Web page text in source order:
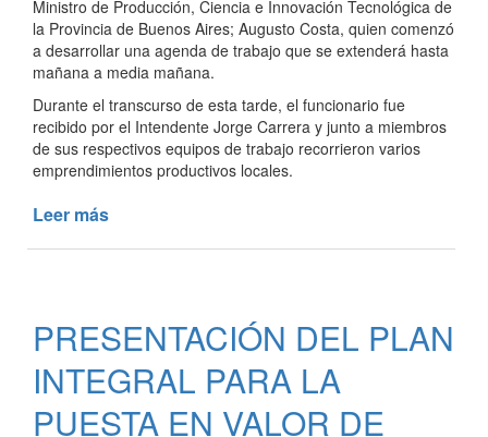
Ministro de Producción, Ciencia e Innovación Tecnológica de
la Provincia de Buenos Aires; Augusto Costa, quien comenzó
a desarrollar una agenda de trabajo que se extenderá hasta
mañana a media mañana.
Durante el transcurso de esta tarde, el funcionario fue
recibido por el Intendente Jorge Carrera y junto a miembros
de sus respectivos equipos de trabajo recorrieron varios
emprendimientos productivos locales.
Leer más
BONAERENSE
VISITÓ
TRES
LOMAS
PRESENTACIÓN DEL PLAN
INTEGRAL PARA LA
PUESTA EN VALOR DE